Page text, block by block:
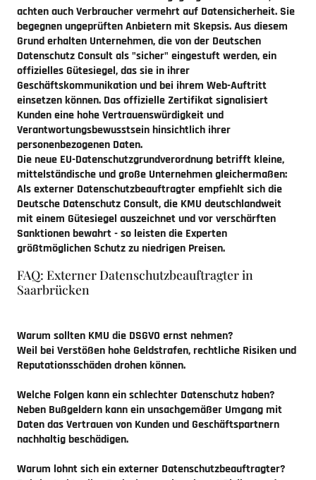
achten auch Verbraucher vermehrt auf Datensicherheit. Sie
begegnen ungeprüften Anbietern mit Skepsis. Aus diesem
Grund erhalten Unternehmen, die von der Deutschen
Datenschutz Consult als "sicher" eingestuft werden, ein
offizielles Gütesiegel, das sie in ihrer
Geschäftskommunikation und bei ihrem Web-Auftritt
einsetzen können. Das offizielle Zertifikat signalisiert
Kunden eine hohe Vertrauenswürdigkeit und
Verantwortungsbewusstsein hinsichtlich ihrer
personenbezogenen Daten.
Die neue EU-Datenschutzgrundverordnung betrifft kleine,
mittelständische und große Unternehmen gleichermaßen:
Als externer Datenschutzbeauftragter empfiehlt sich die
Deutsche Datenschutz Consult, die KMU deutschlandweit
mit einem Gütesiegel auszeichnet und vor verschärften
Sanktionen bewahrt - so leisten die Experten
größtmöglichen Schutz zu niedrigen Preisen.
FAQ: Externer Datenschutzbeauftragter in
Saarbrücken
Warum sollten KMU die DSGVO ernst nehmen?
Weil bei Verstößen hohe Geldstrafen, rechtliche Risiken und
Reputationsschäden drohen können.
Welche Folgen kann ein schlechter Datenschutz haben?
Neben Bußgeldern kann ein unsachgemäßer Umgang mit
Daten das Vertrauen von Kunden und Geschäftspartnern
nachhaltig beschädigen.
Warum lohnt sich ein externer Datenschutzbeauftragter?